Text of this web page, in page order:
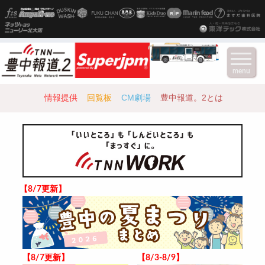
情報提供 回覧板 CM劇場 豊中報道。2とは
【8/7更新】
【8/7更新】 【8/3-8/9】
menu